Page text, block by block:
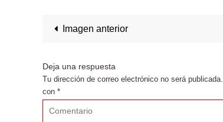
Imagen anterior
Deja una respuesta
Tu dirección de correo electrónico no será publicada.
con *